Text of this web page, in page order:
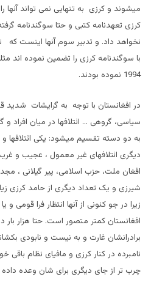
میشوند و کرزی به تنهایی نمی تواند آنها
کرزی تعهدنامه کتبی و حتا سوگندنامه
نخواهد داد. و تدبیر سوم آنها اینست که
با سوگندنامه کرزی را تضمین نموده اند
1994 نموده بودند.
در افغانستان با توجه به گرایشات شدید
سیاسی، گروهی … ائتلافها در میان
به دو دسته تقسیم میشود: یکی ائتلافها
دیگری ائتلافهای غیر معمول ، عجیب و
افغان ملت، حزب اسلامی، پیر گیلانی ،
شیرزی و یک تعداد دیگری از حامد کرزی
زیرا در جو کنونی از آنها انتظار فرا قومی
افغانستان کمتر متصور است. حتا هزار بار
برادرانشان غارت و به نیست و نابودی
نامبرده در کنار کرزی و مافیای نظام باقی
چرب تر از جای دیگری برای شان وعده